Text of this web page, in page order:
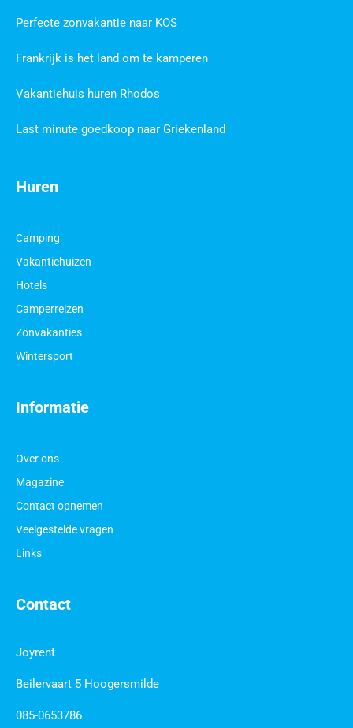
Contact
Joyrent
Beilervaart 5 Hoogersmilde
085-0653786
Informatie
Over ons
Magazine
Contact opnemen
Veelgestelde vragen
Links
Huren
Camping
Vakantiehuizen
Hotels
Camperreizen
Zonvakanties
Wintersport
Perfecte zonvakantie naar KOS
Frankrijk is het land om te kamperen
Vakantiehuis huren Rhodos
Last minute goedkoop naar Griekenland